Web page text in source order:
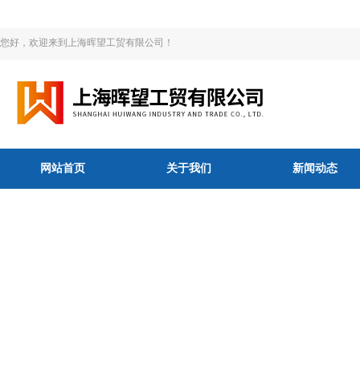
您好，欢迎来到上海晖望工贸有限公司！
网站首页 关于我们 新闻动态